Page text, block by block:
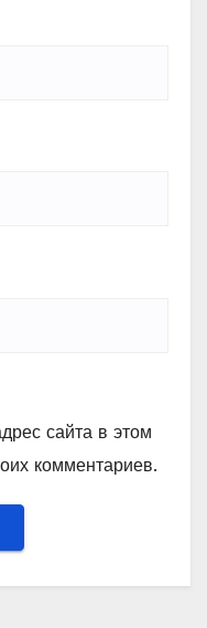
сайта в этом
комментариев.